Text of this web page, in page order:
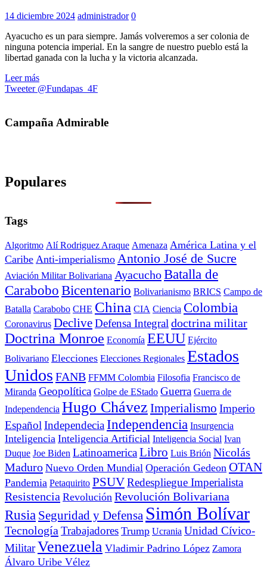
14 diciembre 2024 administrador 0
Ayacucho es un para siempre. Jamás volveremos a ser colonia de
ninguna potencia imperial. En la sangre de nuestro pueblo está la
libertad ganada con la lucha y la victoria alcanzada.
Leer más
Tweeter @Fundapas_4F
Campaña Admirable
Populares
Tags
Algoritmo Alí Rodriguez Araque Amenaza América Latina y el
Caribe Anti-imperialismo Antonio José de Sucre
Aviación Militar Bolivariana AyacuchoBatalla de
Carabobo Bicentenario Bolivarianismo BRICS Campo de
Batalla Carabobo CHE China CIA Ciencia Colombia
Coronavirus DecliveDefensa Integral doctrina militar
Doctrina Monroe Economía EEUU Ejército
Bolivariano Elecciones Elecciones Regionales Estados
Unidos FANB FFMM Colombia Filosofia Francisco de
Miranda Geopolítica Golpe de EStado Guerra Guerra de
Independencia Hugo Chávez Imperialismo Imperio
Español IndependeciaIndependencia Insurgencia
Inteligencia Inteligencia Artificial Inteligencia Social Ivan
Duque Joe Biden LatinoamericaLibro Luis Brión Nicolás
Maduro Nuevo Orden Mundial Operación Gedeon OTAN
Pandemia Petaquirito PSUVRedespliegue Imperialista
Resistencia Revolución Revolución Bolivariana
Rusia Seguridad y Defensa Simón Bolívar
Tecnología Trabajadores Trump Ucrania Unidad Cívico-
MilitarVenezuela Vladimir Padrino López Zamora
Álvaro Uribe Vélez